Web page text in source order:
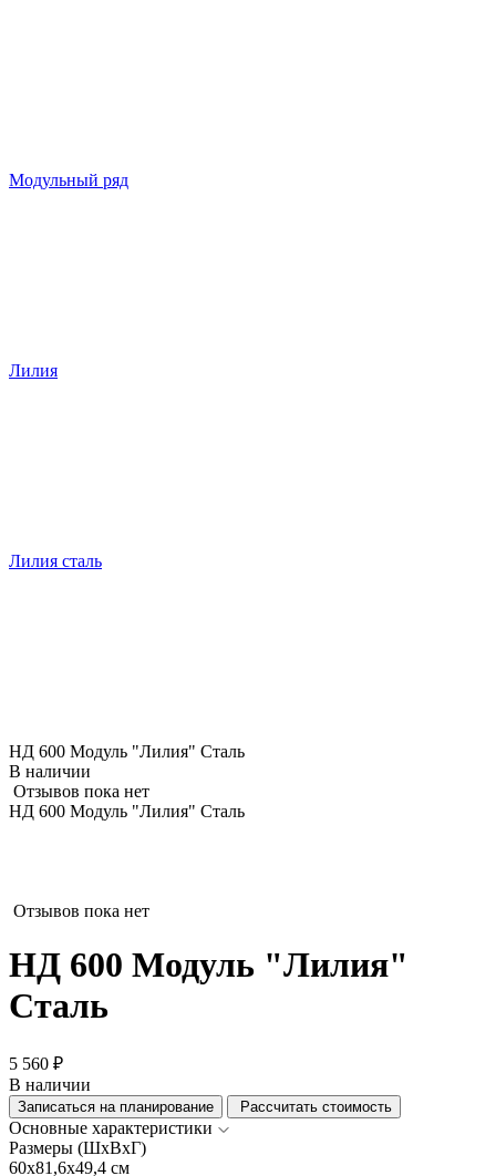
Модульный ряд
Лилия
Лилия сталь
НД 600 Модуль "Лилия" Сталь
В наличии
Отзывов пока нет
НД 600 Модуль "Лилия" Сталь
Отзывов пока нет
НД 600 Модуль "Лилия"
Сталь
5 560 ₽
В наличии
Записаться на планирование Рассчитать стоимость
Основные характеристики
Размеры (ШхВхГ)
60x81,6x49,4 см